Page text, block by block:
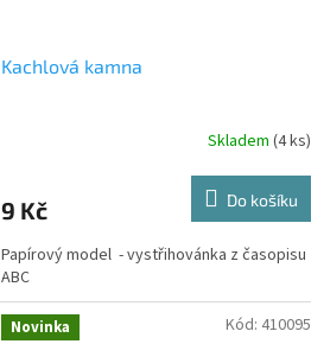
Kachlová kamna
Skladem (4 ks)
9 Kč Do košíku
Papírový model - vystřihovánka z časopisu
ABC
Novinka Kód: 410095